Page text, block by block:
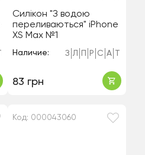
Силікон "З водою
переливаються" iPhone
XS Max №1
Наличие: З Л Р С А
83 грн
Код: 000043060